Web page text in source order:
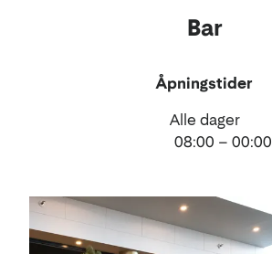
Bar
Åpningstider
Alle dager
08:00 – 00:00